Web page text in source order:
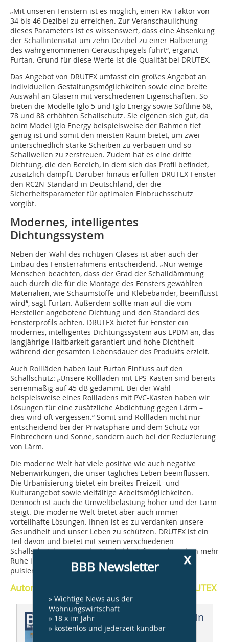
„Mit unseren Fenstern ist es möglich, einen Rw-Faktor von
34 bis 46 Dezibel zu erreichen. Zur Veranschaulichung
dieses Parameters ist es wissenswert, dass eine Absenkung
der Schallintensität um zehn Dezibel zu einer Halbierung
des wahrgenommenen Geräuschpegels führt“, ergänzt
Furtan. Grund für diese Werte ist die Qualität bei DRUTEX.
Das Angebot von DRUTEX umfasst ein großes Angebot an
individuellen Gestaltungsmöglichkeiten sowie eine breite
Auswahl an Gläsern mit verschiedenen Eigenschaften. So
bieten die Modelle Iglo 5 und Iglo Energy sowie Softline 68,
78 und 88 erhöhten Schallschutz. Sie eigenen sich gut, da
beim Model Iglo Energy beispielsweise der Rahmen tief
genug ist und somit den meisten Raum bietet, um zwei
unterschiedlich starke Scheiben zu verbauen und so
Schallwellen zu zerstreuen. Zudem hat es eine dritte
Dichtung, die den Bereich, in dem sich das Profil befindet,
zusätzlich dämpft. Darüber hinaus erfüllen DRUTEX-Fenster
den RC2N-Standard in Deutschland, der die
Sicherheitsparameter für optimalen Einbruchsschutz
vorgibt.
Modernes, intelligentes
Dichtungssystem
Neben der Wahl des richtigen Glases ist aber auch der
Einbau des Fensterrahmens entscheidend. „Nur wenige
Menschen beachten, dass der Grad der Schalldämmung
auch durch die für die Montage des Fensters gewählten
Materialien, wie Schaumstoffe und Klebebänder, beeinflusst
wird“, sagt Furtan. Außerdem sollte man auf die vom
Hersteller angebotene Dichtung und den Standard des
Fensterprofils achten. DRUTEX bietet für Fenster ein
modernes, intelligentes Dichtungssystem aus EPDM an, das
langjährige Haltbarkeit garantiert und hohe Dichtheit
während der gesamten Lebensdauer des Produkts erzielt.
Auch Rollläden haben laut Furtan Einfluss auf den
Schallschutz: „Unsere Rollläden mit EPS-Kasten sind bereits
serienmäßig auf 45 dB gedämmt. Bei der Wahl
beispielsweise eines Rollladens mit PVC-Kasten haben wir
Lösungen für eine zusätzliche Abdichtung gegen Lärm –
dies wird oft vergessen.“ Somit sind Rollläden nicht nur
entscheidend bei der Privatsphäre und dem Schutz vor
Einbrechern und Sonne, sondern auch bei der Reduzierung
von Lärm.
Die moderne Welt hat viele positive wie auch negative
Nebenwirkungen, die unser tägliches Leben beeinflussen.
Die Urbanisierung bietet ein breites Freizeit- und
Kulturangebot sowie vielfältige Arbeitsmöglichkeiten.
Dennoch ist auch die Umweltbelastung höher und der Lärm
steigt. Die moderne Welt bietet aber auch immer
vorteilhafte Lösungen. Ihnen ist es zu verdanken unsere
Gesundheit und unser Leben zu schützen. DRUTEX ist ein
Teil davon und bietet mit seinen verschiedenen
Schallschutzlösungen die Möglichkeit, für ein bisschen mehr
Ruhe in den eigenen vier Wänden mitten in der
pulsierenden Zivilisation zu sorgen.
Autor: Marcin Kloska, Sales Director bei DRUTEX
Dieser Artikel erschien in
BBB 1-2/2022
x
BBB Newsletter
» Wichtige News aus der
Wohnungswirtschaft
» 18 x im Jahr
» kostenlos und jederzeit kündbar